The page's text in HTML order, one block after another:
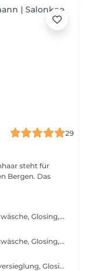
29
Beratung, Balayagesträhnen, Verwöhnhaarwäsche, Glosing, Farbversiegelung, waschen inkl. Pflegebehandlung, schneiden, föhnen, Styling inkl. Stylingsprodukte, bis Kinn lange Haare, ab
Beratung, Balayagesträhnen, Verwöhnhaarwäsche, Glosing, Farbversiegelung, waschen inkl. Pflegebehandlung, schneiden, föhnen, Styling inkl. Stylingsprodukte, ab Kinn lange Haare, ab
Beratung, Kopfhautschutz, Strähnen, Farbversieglung, Glosing, waschen inkl. Pflegebehandlung, schneiden, föhnen, Styling inkl. Stylingsprodukte, bis Kinn lange Haare, ab